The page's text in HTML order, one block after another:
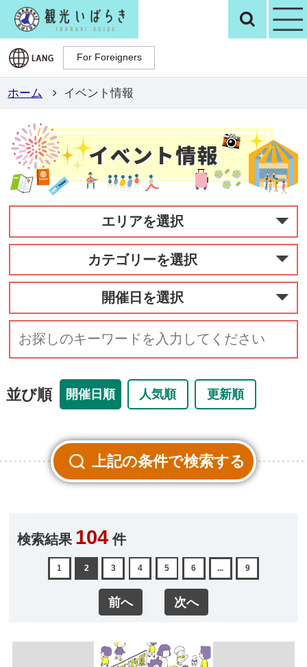
観光いばらき検
For Foreigners
For Foreigners
ホーム イベント情報
エリアを選択
カテゴリーを選択
開催日を選択
並び順 開催日順 人気順 更新順
検索結果 104 件
前へ
1 2 3 4 5 6 ... 9
次へ